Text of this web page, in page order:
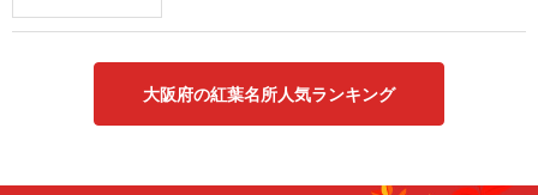
大阪府の紅葉名所人気ランキング